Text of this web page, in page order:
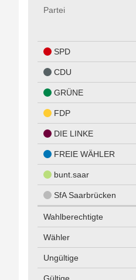
Partei
SPD
CDU
GRÜNE
FDP
DIE LINKE
FREIE WÄHLER
bunt.saar
SfA Saarbrücken
Wahlberechtigte
Wähler
Ungültige